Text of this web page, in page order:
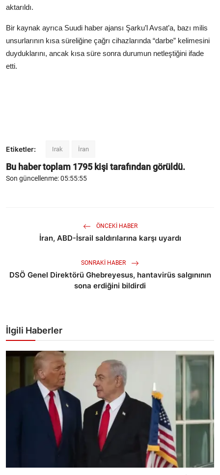
aktarıldı.
Bir kaynak ayrıca Suudi haber ajansı Şarku’l Avsat’a, bazı milis
unsurlarının kısa süreliğine çağrı cihazlarında “darbe” kelimesini
duyduklarını, ancak kısa süre sonra durumun netleştiğini ifade
etti.
Etiketler: Irak İran
Bu haber toplam 1795kişi tarafından görüldü.
Son güncellenme: 05:55:55
ÖNCEKI HABER
İran, ABD-İsrail saldırılarına karşı uyardı
SONRAKI HABER
DSÖ Genel Direktörü Ghebreyesus, hantavirüs salgınının
sona erdiğini bildirdi
İlgili Haberler